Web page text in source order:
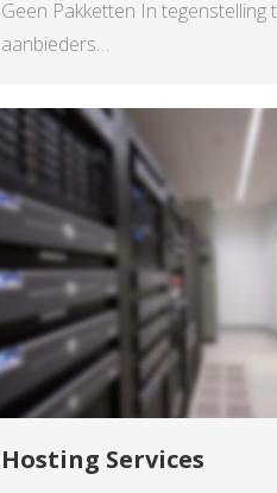
Geen Pakketten In tegenstelling
aanbieders…
Hosting Services